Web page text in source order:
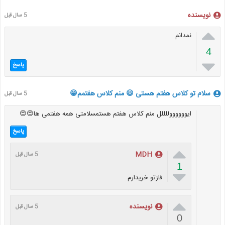
نویسنده 5 سال قبل

4

نمدانم
پاسخ
سلام تو کلاس هفتم هستی 😃 منم کلاس هفتمم😁 5 سال قبل
ایووووووللللل منم کلاس هفتم هستمسلامتی همه هفتمی ها😍😍
پاسخ

1

MDH 5 سال قبل
فازتو خریدارم

0
نویسنده 5 سال قبل